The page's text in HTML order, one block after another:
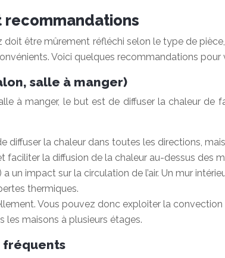
recommandations
être mûrement réfléchi selon le type de
Voici quelques recommandations
salle à manger)
à manger, le but est de diffuser la chaleur de
diffuser la chaleur dans toutes les directions,
faciliter la diffusion de la chaleur au-dessus des
un impact sur la circulation de l’air. Un mur
thermiques.
Vous pouvez donc exploiter la
les maisons à plusieurs étages.
fréquents